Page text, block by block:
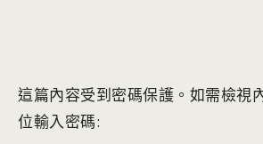
這篇內容受到密碼保護。如需檢視
位輸入密碼: